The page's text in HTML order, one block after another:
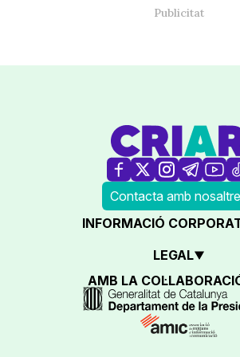
Contacta amb
INFORMACIÓ
LEGAL
AMB LA